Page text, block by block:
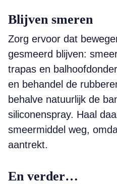
Blijven smeren
Zorg ervoor dat
gesmeerd blijven:
trapas en
en behandel de
behalve natuurlijk de
siliconenspray. Haal
smeermiddel weg,
aantrekt.
En verder…